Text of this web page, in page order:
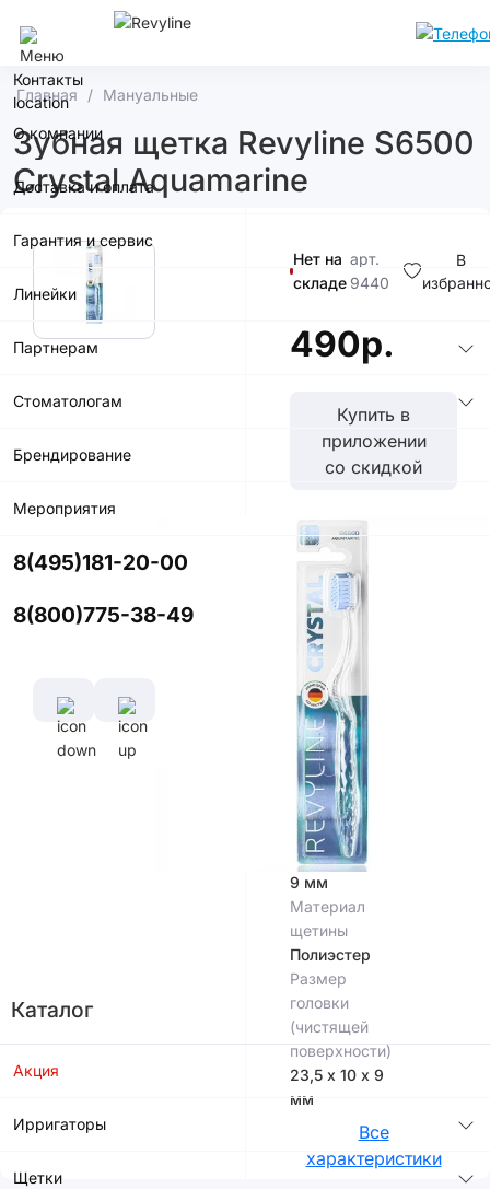
Контакты
О компании
Доставка и оплата
Гарантия и сервис
Линейки
Партнерам
Стоматологам
Брендирование
Мероприятия
8(495)181-20-00
8(800)775-38-49
Каталог
Акция
Ирригаторы
Щетки
Главная Мануальные
Зубная щетка Revyline S6500
Crystal Aquamarine
Нет на
складе
арт.
9440
В
490р.
Купить в
приложении
со скидкой
Цвет
Характеристики
Диаметр
щетины,
мм
0,102 мм
ручки,
см
16,5
см
Длина
щетины,
мм
9 мм
Материал
ручки
PETG
Материал
щетины
Полиэстер
Размер
головки
(чистящей
поверхности)
23,5 х 10 х 9
мм
Все
характеристики